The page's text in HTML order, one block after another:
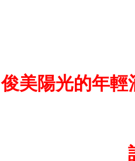
俊美陽光的年輕